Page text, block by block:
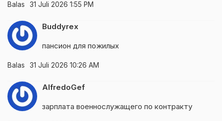
Balas 31 Juli 2026 1:55 PM
Buddyrex
пансион для пожилых
Balas 31 Juli 2026 10:26 AM
AlfredoGef
зарплата военнослужащего по контракту